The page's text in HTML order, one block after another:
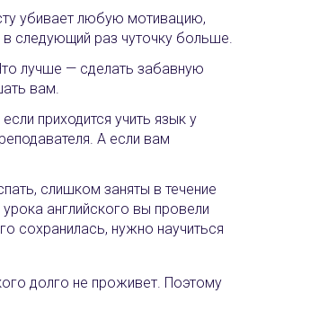
убивает любую мотивацию,
в следующий раз чуточку больше.
лучше — сделать забавную
вам.
приходится учить язык у
А если вам
слишком заняты в течение
английского вы провели
сохранилась, нужно научиться
долго не проживет. Поэтому